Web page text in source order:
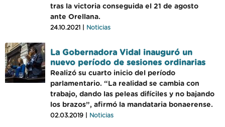
tras la victoria conseguida el 21 de agosto
ante Orellana.
24.10.2021 | Noticias
La Gobernadora Vidal inauguró un
nuevo período de sesiones ordinarias
Realizó su cuarto inicio del período
parlamentario. “La realidad se cambia con
trabajo, dando las peleas difíciles y no bajando
los brazos”, afirmó la mandataria bonaerense.
02.03.2019 | Noticias